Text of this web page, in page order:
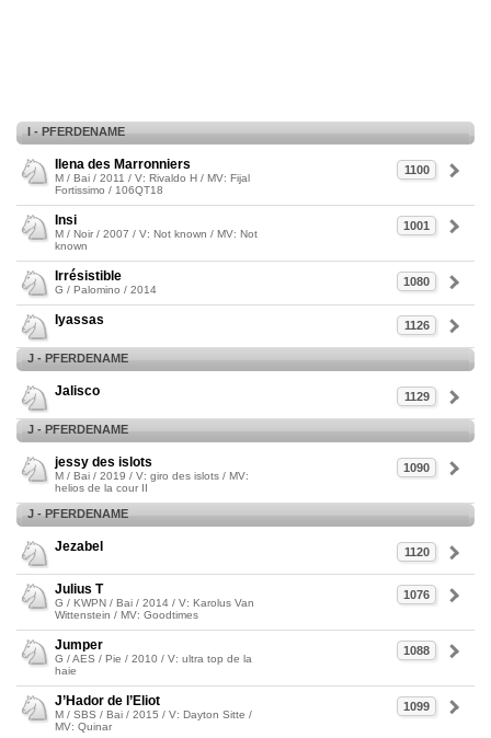
I - PFERDENAME
1100
Ilena des Marronniers
M / Bai / 2011 / V: Rivaldo H / MV: Fijal
Fortissimo / 106QT18
1001
Insi
M / Noir / 2007 / V: Not known / MV: Not
known
1080
Irrésistible
G / Palomino / 2014
1126
Iyassas
J - PFERDENAME
1129
Jalisco
J - PFERDENAME
1090
jessy des islots
M / Bai / 2019 / V: giro des islots / MV:
helios de la cour II
J - PFERDENAME
1120
Jezabel
1076
Julius T
G / KWPN / Bai / 2014 / V: Karolus Van
Wittenstein / MV: Goodtimes
1088
Jumper
G / AES / Pie / 2010 / V: ultra top de la
haie
1099
J’Hador de l’Eliot
M / SBS / Bai / 2015 / V: Dayton Sitte /
MV: Quinar